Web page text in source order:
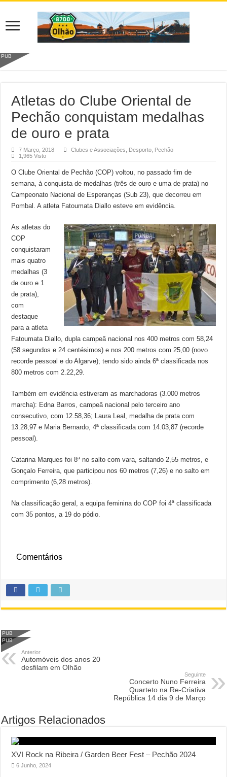
PUB
Atletas do Clube Oriental de
Pechão conquistam medalhas
de ouro e prata
7 Março, 2018 Clubes e Associações Desporto Pechão
1,965 Visto
O Clube Oriental de Pechão (COP) voltou, no passado fim de
semana, à conquista de medalhas (três de ouro e uma de prata) no
Campeonato Nacional de Esperanças (Sub 23), que decorreu em
Pombal. A atleta Fatoumata Diallo esteve em evidência.
As atletas do
COP
conquistaram
mais quatro
medalhas (3
de ouro e 1
de prata),
com
destaque
para a atleta
Fatoumata Diallo, dupla campeã nacional nos 400 metros com 58,24
(58 segundos e 24 centésimos) e nos 200 metros com 25,00 (novo
recorde pessoal e do Algarve); tendo sido ainda 6ª classificada nos
800 metros com 2.22,29.
Também em evidência estiveram as marchadoras (3.000 metros
marcha): Edna Barros, campeã nacional pelo terceiro ano
consecutivo, com 12.58,36; Laura Leal, medalha de prata com
13.28,97 e Maria Bernardo, 4ª classificada com 14.03,87 (recorde
pessoal).
Catarina Marques foi 8ª no salto com vara, saltando 2,55 metros, e
Gonçalo Ferreira, que participou nos 60 metros (7,26) e no salto em
comprimento (6,28 metros).
Na classificação geral, a equipa feminina do COP foi 4ª classificada
com 35 pontos, a 19 do pódio.
Comentários
PUB
PUB
Anterior
Automóveis dos anos 20
desfilam em Olhão
Seguinte
Concerto Nuno Ferreira
Quarteto na Re-Criativa
República 14 dia 9 de Março
Artigos Relacionados
XVI Rock na Ribeira / Garden Beer Fest – Pechão 2024
6 Junho, 2024